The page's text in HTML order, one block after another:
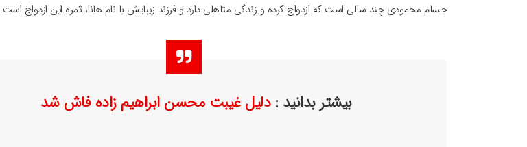
حسام محمودی چند سالی است که ازدواج کرده و زندگی متاهلی دارد و فرزند زیبایش با نام هانا، ثمره این ازدواج است.
بیشتر بدانید :دلیل غیبت محسن ابراهیم زاده فاش شد